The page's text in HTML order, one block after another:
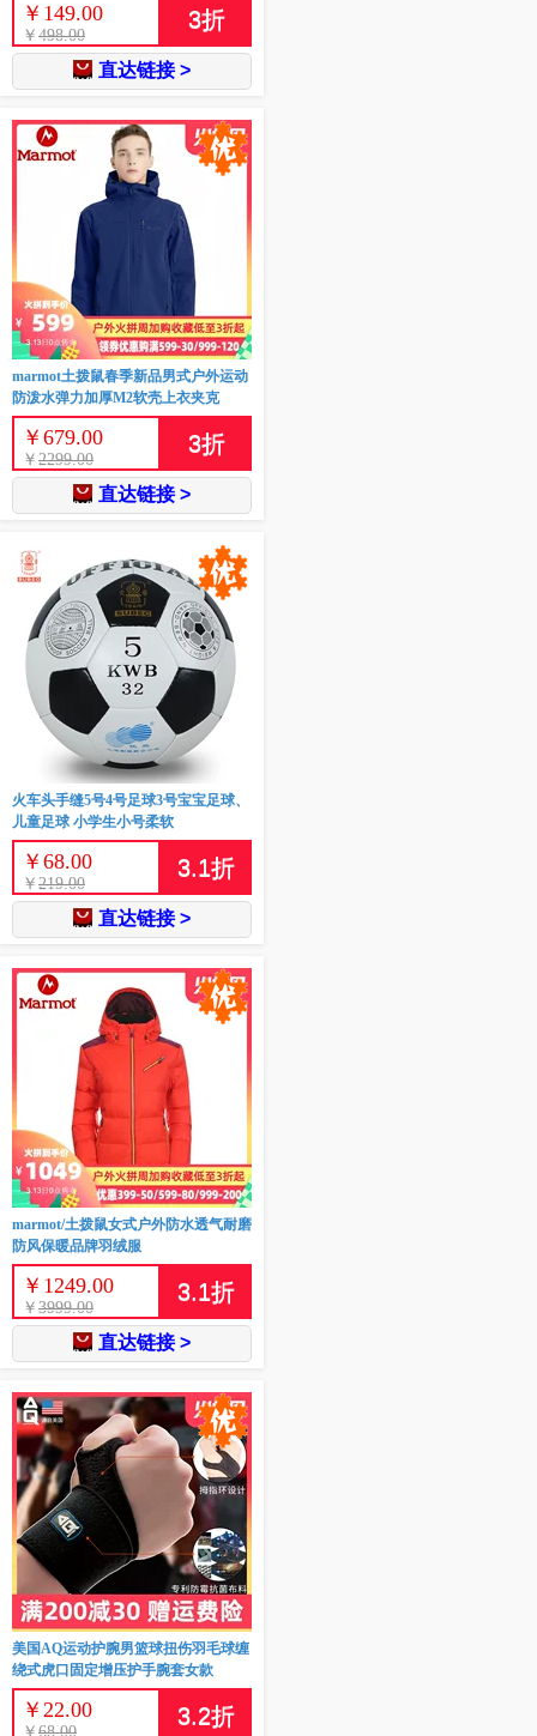
￥ 149.00
￥ 498.00
3折
直达链接 >
marmot土拨鼠春季新品男式户外运动
防泼水弹力加厚M2软壳上衣夹克
￥ 679.00
￥ 2299.00
3折
直达链接 >
火车头手缝5号4号足球3号宝宝足球、
儿童足球 小学生小号柔软
￥ 68.00
￥ 219.00
3.1折
直达链接 >
marmot/土拨鼠女式户外防水透气耐磨
防风保暖品牌羽绒服
￥ 1249.00
￥ 3999.00
3.1折
直达链接 >
美国AQ运动护腕男篮球扭伤羽毛球缠
绕式虎口固定增压护手腕套女款
￥ 22.00
￥ 68.00
3.2折